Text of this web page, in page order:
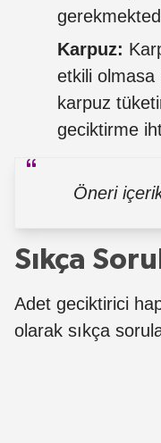
Karpuz:
etkili olmasa
karpuz
geciktirme
Öneri
Sıkça
Adet geciktirici
olarak sıkça